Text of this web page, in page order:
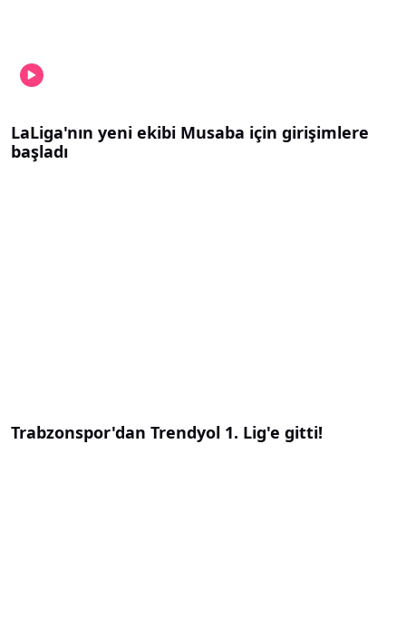
LaLiga'nın yeni ekibi Musaba için girişimlere
başladı
Trabzonspor'dan Trendyol 1. Lig'e gitti!